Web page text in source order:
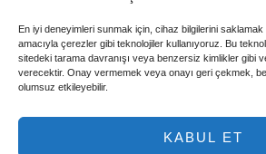
En iyi deneyimleri sunmak için, cihaz bilgilerini
amacıyla çerezler gibi teknolojiler kullanıyoruz. Bu
sitedeki tarama davranışı veya benzersiz kimlikler gibi
verecektir. Onay vermemek veya onayı geri çekmek,
olumsuz etkileyebilir.
KABUL ET
© 2026 Tüm Hakları Saklıdır |